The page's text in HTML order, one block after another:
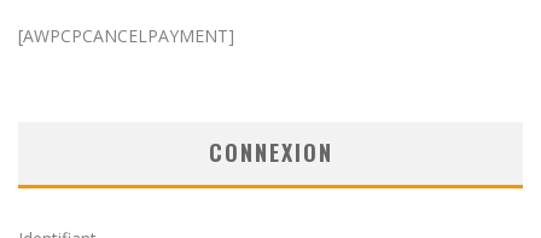
[AWPCPCANCELPAYMENT]
CONNEXION